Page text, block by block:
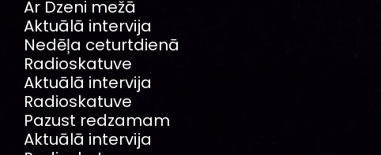
Ar Dzeni mežā
Aktuālā intervija
Nedēļa ceturtdienā
Radioskatuve
Aktuālā intervija
Radioskatuve
Pazust redzamam
Aktuālā intervija